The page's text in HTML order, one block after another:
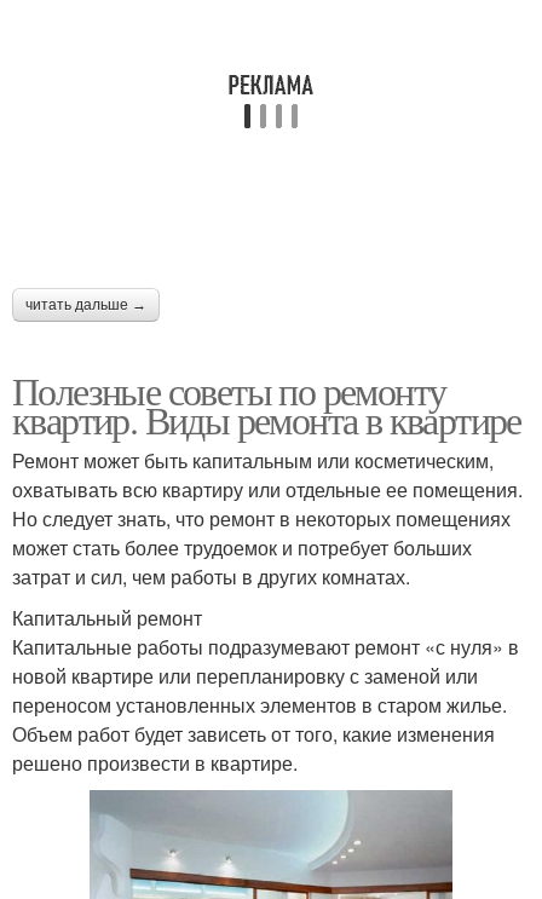
читать дальше →
Полезные советы по ремонту
квартир. Виды ремонта в квартире
Ремонт может быть капитальным или косметическим,
охватывать всю квартиру или отдельные ее помещения.
Но следует знать, что ремонт в некоторых помещениях
может стать более трудоемок и потребует больших
затрат и сил, чем работы в других комнатах.
Капитальный ремонт
Капитальные работы подразумевают ремонт «с нуля» в
новой квартире или перепланировку с заменой или
переносом установленных элементов в старом жилье.
Объем работ будет зависеть от того, какие изменения
решено произвести в квартире.